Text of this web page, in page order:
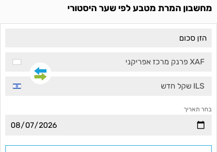
מחשבון המרת מטבע לפי שער היסטורי
XAF פרנק מרכז אפריקני
ILS שקל חדש
בחר תאריך